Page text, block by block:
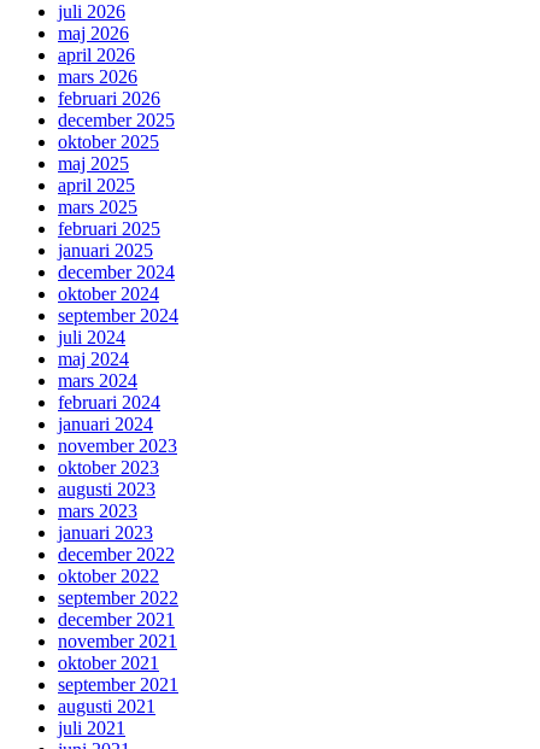
juli 2026
maj 2026
april 2026
mars 2026
februari 2026
december 2025
oktober 2025
maj 2025
april 2025
mars 2025
februari 2025
januari 2025
december 2024
oktober 2024
september 2024
juli 2024
maj 2024
mars 2024
februari 2024
januari 2024
november 2023
oktober 2023
augusti 2023
mars 2023
januari 2023
december 2022
oktober 2022
september 2022
december 2021
november 2021
oktober 2021
september 2021
augusti 2021
juli 2021